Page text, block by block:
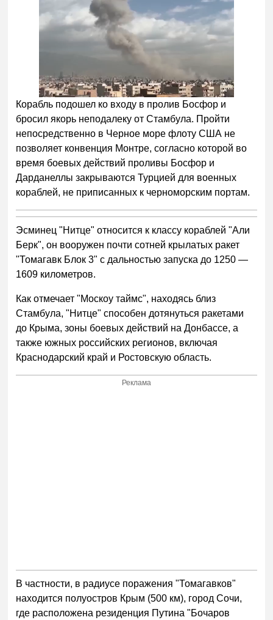
Корабль подошел ко входу в пролив Босфор и
бросил якорь неподалеку от Стамбула. Пройти
непосредственно в Черное море флоту США не
позволяет конвенция Монтре, согласно которой во
время боевых действий проливы Босфор и
Дарданеллы закрываются Турцией для военных
кораблей, не приписанных к черноморским портам.
Эсминец "Нитце" относится к классу кораблей "Али
Берк", он вооружен почти сотней крылатых ракет
"Томагавк Блок 3" с дальностью запуска до 1250 —
1609 километров.
Как отмечает "Москоу таймс", находясь близ
Стамбула, "Нитце" способен дотянуться ракетами
до Крыма, зоны боевых действий на Донбассе, а
также южных российских регионов, включая
Краснодарский край и Ростовскую область.
Реклама
В частности, в радиусе поражения "Томагавков"
находится полуостров Крым (500 км), город Сочи,
где расположена резиденция Путина "Бочаров